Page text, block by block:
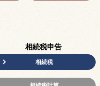
相続税申告
相続税